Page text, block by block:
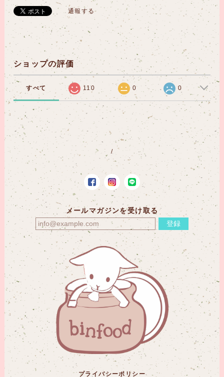
通報する
ショップの評価
すべて 110 0 0
メールマガジンを受け取る
登録
プライバシーポリシー